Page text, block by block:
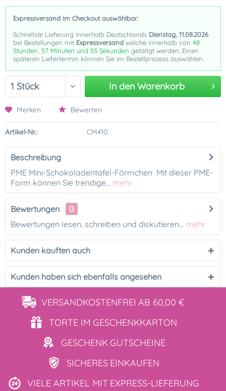
Expressversand im Checkout auswählbar:
Schnellste Lieferung innerhalb Deutschlands Dienstag, 11.08.2026
bei Bestellungen mit Expressversand welche innerhalb von 48
Stunden, 57 Minuten und 55 Sekunden getätigt werden. Einen
späteren Liefertermin können Sie im Bestellprozess auswählen.
In den Warenkorb
Merken Bewerten
Artikel-Nr.: CM410
Beschreibung
PME Mini-Schokoladentafel-Förmchen Mit dieser PME-
Form können Sie trendige... mehr
Bewertungen
0
Bewertungen lesen, schreiben und diskutieren... mehr
Kunden kauften auch
Kunden haben sich ebenfalls angesehen
VERSANDKOSTENFREI AB 60,00 €
TORTE IM GESCHENKKARTON
GESCHENK GUTSCHEINE
SICHERES EINKAUFEN
VIELE ARTIKEL MIT EXPRESS-LIEFERUNG